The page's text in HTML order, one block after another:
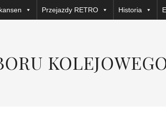
Przejazdy RETRO Historia